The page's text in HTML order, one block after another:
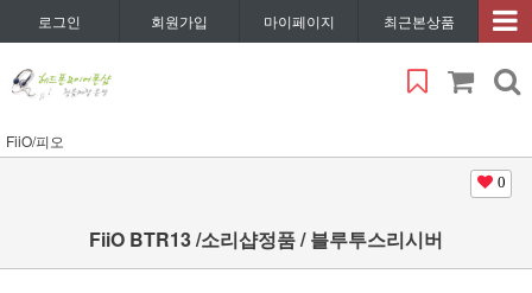
로그인 회원가입 마이페이지 최근본상품
FiiO/피오
0
FiiO BTR13 /소리샵정품 / 블루투스리시버